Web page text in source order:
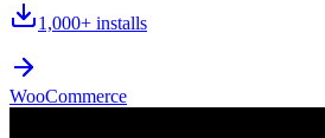
1,000+ installs
WooCommerce